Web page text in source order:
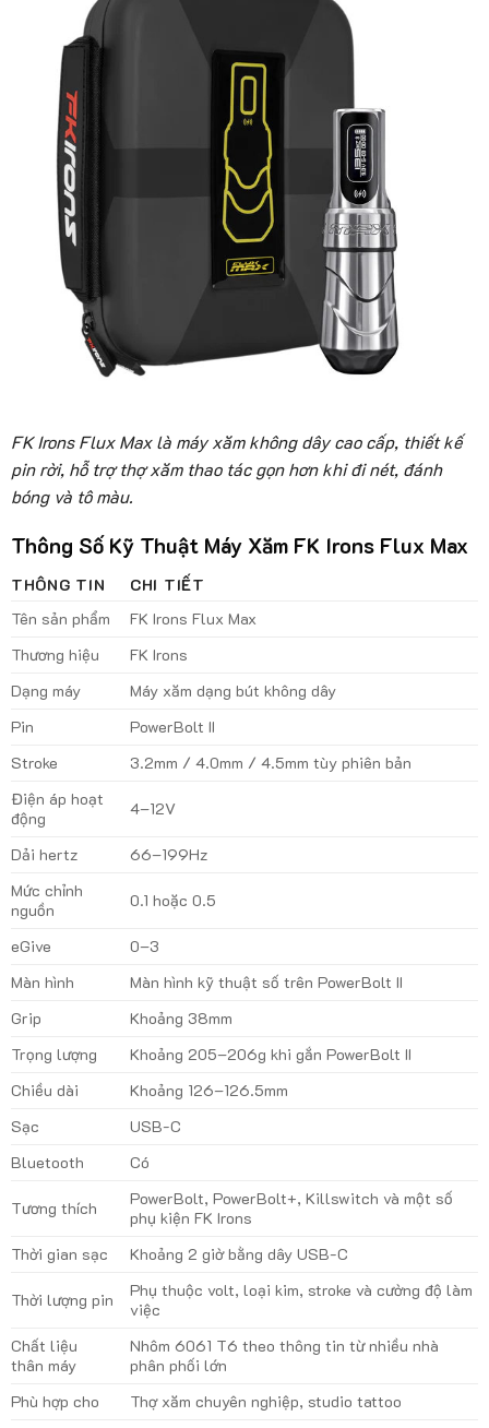
FK Irons Flux Max là máy xăm không dây cao cấp, thiết kế
pin rời, hỗ trợ thợ xăm thao tác gọn hơn khi đi nét, đánh
bóng và tô màu.
Thông Số Kỹ Thuật Máy Xăm FK Irons Flux Max
THÔNG TIN
CHI TIẾT
Tên sản phẩm
FK Irons Flux Max
Thương hiệu
FK Irons
Dạng máy
Máy xăm dạng bút không dây
Pin
PowerBolt II
Stroke
3.2mm / 4.0mm / 4.5mm tùy phiên bản
Điện áp hoạt
động
4–12V
Dải hertz
66–199Hz
Mức chỉnh
nguồn
0.1 hoặc 0.5
eGive
0–3
Màn hình
Màn hình kỹ thuật số trên PowerBolt II
Grip
Khoảng 38mm
Trọng lượng
Khoảng 205–206g khi gắn PowerBolt II
Chiều dài
Khoảng 126–126.5mm
Sạc
USB-C
Bluetooth
Có
Tương thích
PowerBolt, PowerBolt+, Killswitch và một số
phụ kiện FK Irons
Thời gian sạc
Khoảng 2 giờ bằng dây USB-C
Thời lượng pin
Phụ thuộc volt, loại kim, stroke và cường độ làm
việc
Chất liệu
thân máy
Nhôm 6061 T6 theo thông tin từ nhiều nhà
phân phối lớn
Phù hợp cho
Thợ xăm chuyên nghiệp, studio tattoo